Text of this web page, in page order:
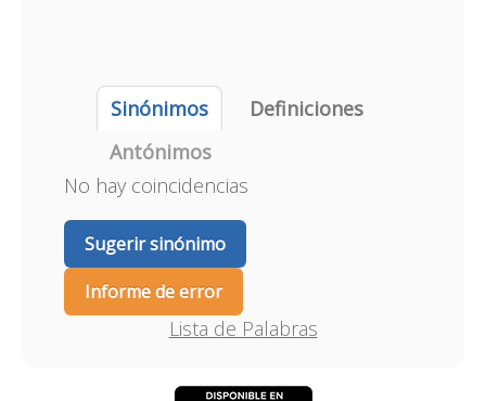
Sinónimos
Definiciones
Antónimos
No hay coincidencias
Sugerir sinónimo
Informe de error
Lista de Palabras